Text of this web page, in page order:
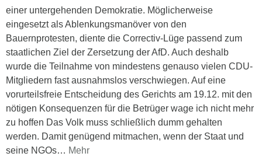
einer untergehenden Demokratie. Möglicherweise
eingesetzt als Ablenkungsmanöver von den
Bauernprotesten, diente die Correctiv-Lüge passend zum
staatlichen Ziel der Zersetzung der AfD. Auch deshalb
wurde die Teilnahme von mindestens genauso vielen CDU-
Mitgliedern fast ausnahmslos verschwiegen. Auf eine
vorurteilsfreie Entscheidung des Gerichts am 19.12. mit den
nötigen Konsequenzen für die Betrüger wage ich nicht mehr
zu hoffen Das Volk muss schließlich dumm gehalten
werden. Damit genügend mitmachen, wenn der Staat und
seine NGOs… Mehr